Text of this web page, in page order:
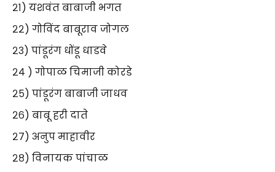
२१) यशवंत बाबाजी भगत
२२) गोविंद बाबूराव जोगल
२३) पांडूरंग धोंडू धाडवे
२४ ) गोपाळ चिमाजी कोरडे
२५) पांडूरंग बाबाजी जाधव
२६) बाबू हरी दाते
२७) अनुप माहावीर
२८) विनायक पांचाळ